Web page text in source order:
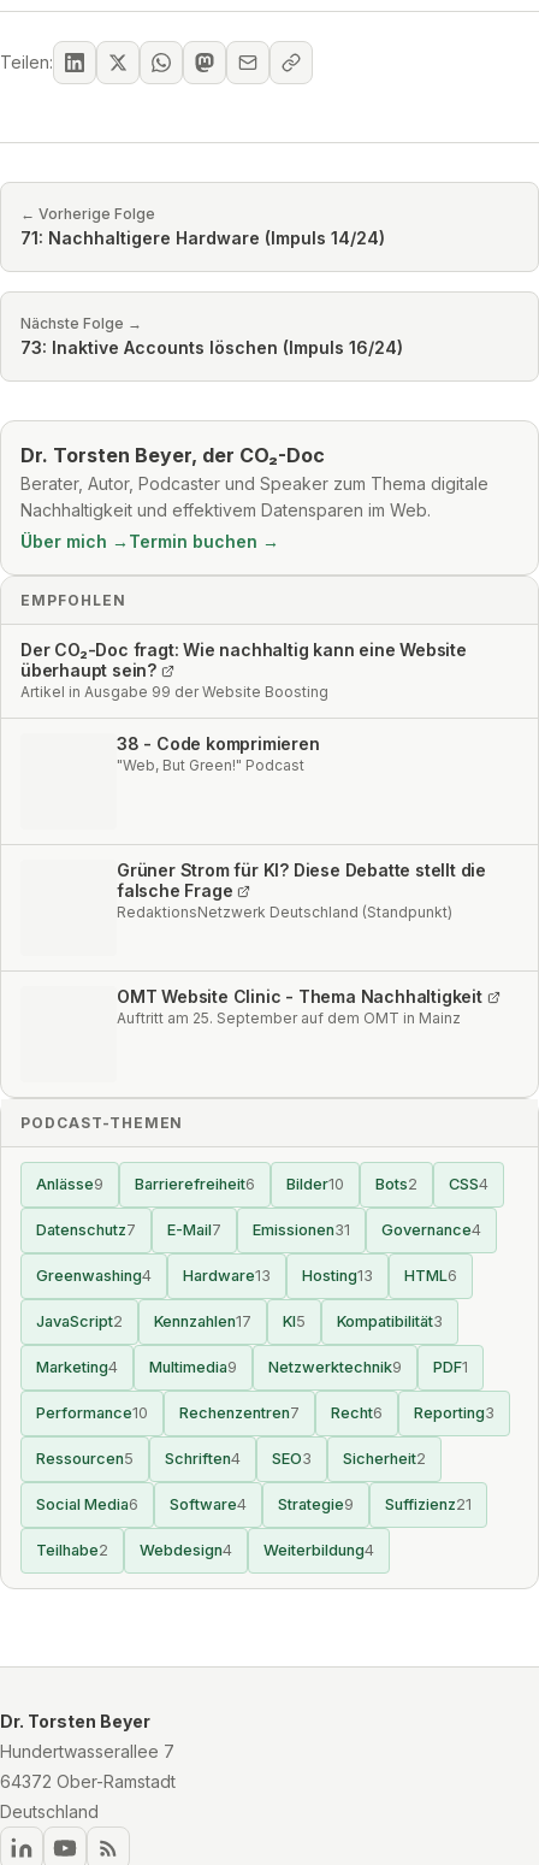
Teilen:
← Vorherige Folge
71: Nachhaltigere Hardware (Impuls 14/24)
Nächste Folge →
73: Inaktive Accounts löschen (Impuls 16/24)
Dr. Torsten Beyer, der CO₂-Doc
Berater, Autor, Podcaster und Speaker zum Thema digitale
Nachhaltigkeit und effektivem Datensparen im Web.
Über mich → Termin buchen →
EMPFOHLEN
Der CO₂-Doc fragt: Wie nachhaltig kann eine Website
überhaupt sein?
Artikel in Ausgabe 99 der Website Boosting
38 - Code komprimieren
"Web, But Green!" Podcast
Grüner Strom für KI? Diese Debatte stellt die
falsche Frage
RedaktionsNetzwerk Deutschland (Standpunkt)
OMT Website Clinic - Thema Nachhaltigkeit
Auftritt am 25. September auf dem OMT in Mainz
PODCAST-THEMEN
Anlässe9 Barrierefreiheit6 Bilder10 Bots2 CSS4
Datenschutz7 E-Mail7 Emissionen31 Governance4
Greenwashing4 Hardware13 Hosting13 HTML6
JavaScript2 Kennzahlen17 KI5 Kompatibilität3
Marketing4 Multimedia9 Netzwerktechnik9 PDF1
Performance10 Rechenzentren7 Recht6 Reporting3
Ressourcen5 Schriften4 SEO3 Sicherheit2
Social Media6 Software4 Strategie9 Suffizienz21
Teilhabe2 Webdesign4 Weiterbildung4
Dr. Torsten Beyer
Hundertwasserallee 7
64372 Ober-Ramstadt
Deutschland